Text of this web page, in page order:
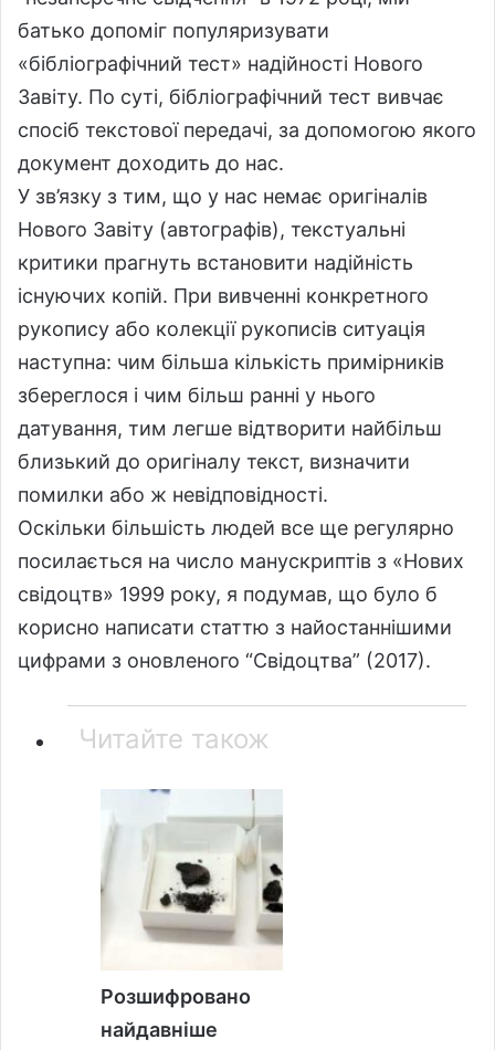
батько допоміг популяризувати
«бібліографічний тест» надійності Нового
Завіту. По суті, бібліографічний тест вивчає
спосіб текстової передачі, за допомогою якого
документ доходить до нас.
У зв’язку з тим, що у нас немає оригіналів
Нового Завіту (автографів), текстуальні
критики прагнуть встановити надійність
існуючих копій. При вивченні конкретного
рукопису або колекції рукописів ситуація
наступна: чим більша кількість примірників
збереглося і чим більш ранні у нього
датування, тим легше відтворити найбільш
близький до оригіналу текст, визначити
помилки або ж невідповідності.
Оскільки більшість людей все ще регулярно
посилається на число манускриптів з «Нових
свідоцтв» 1999 року, я подумав, що було б
корисно написати статтю з найостаннішими
цифрами з оновленого “Свідоцтва” (2017).
Читайте також
Розшифровано
найдавніше